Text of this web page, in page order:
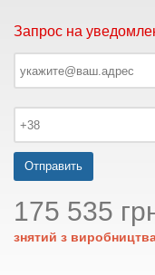
Запрос на
Отправить
175 535
знятий з